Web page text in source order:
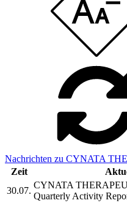
Nachrichten zu CYNATA
Zeit
30.07.
CYNATA
Quarterly Activity